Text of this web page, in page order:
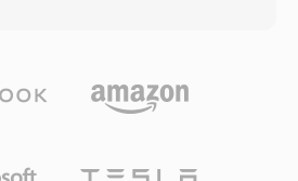
destekler ve kapsayıcı
metin ile sabit görüntü
çaplı benimsenmesi, 3G
eşdeğer
sağlar. RMVB,